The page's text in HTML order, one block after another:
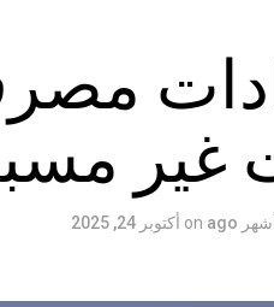
غير
on أكتوبر 24, 2025